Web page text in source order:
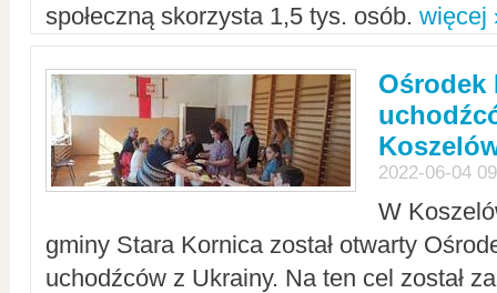
społeczną skorzysta 1,5 tys. osób. więcej
Ośrodek
2022-06-04
W
gminy Stara Kornica został otwarty
uchodźców z Ukrainy. Na ten cel został